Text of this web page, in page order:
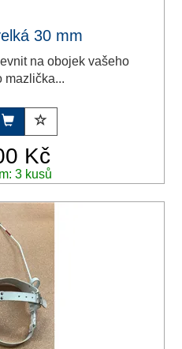
30 mm
na obojek vašeho
mazlička...
Kč
3 kusů